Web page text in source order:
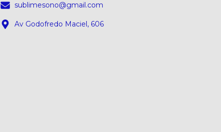
sublimesono@gmail.com
Av Godofredo Maciel, 606